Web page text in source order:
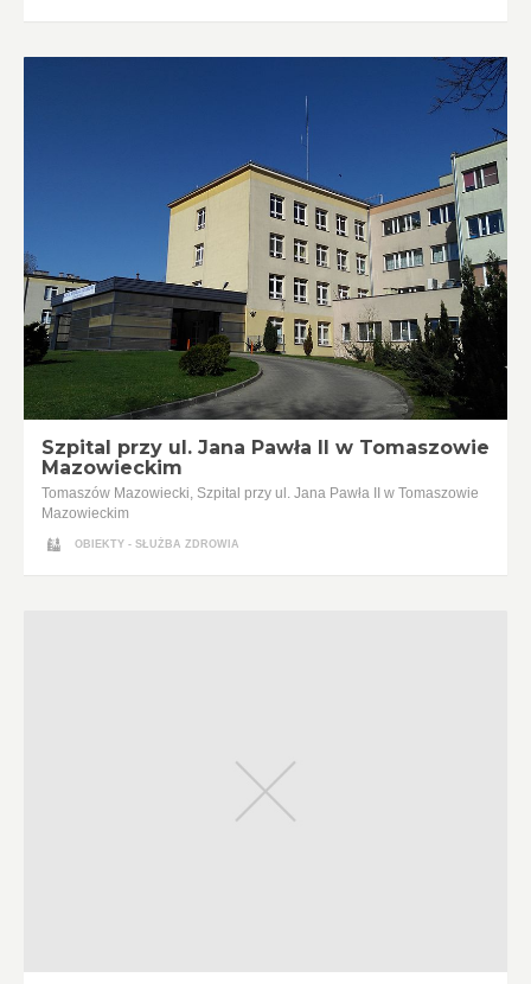
Szpital przy ul. Jana Pawła II w Tomaszowie
Mazowieckim
Tomaszów Mazowiecki, Szpital przy ul. Jana Pawła II w Tomaszowie
Mazowieckim
OBIEKTY - SŁUŻBA ZDROWIA